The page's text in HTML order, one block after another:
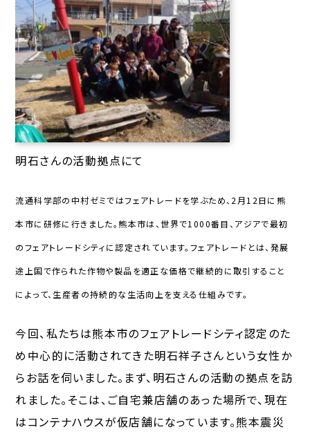
明石さんの活動拠点にて
流通科学部の中村ゼミではフェアトレードを学ぶため、2月12日に熊
本市に研修に行きました。熊本市は、世界で1000番目、アジアで最初
のフェアトレードシティに認定されています。フェアトレードとは、発展
途上国で作られた作物や製品を適正な価格で継続的に取引すること
によって、生産者の持続的な生活向上を支える仕組みです。
今回、私たちは熊本市のフェアトレードシティ認定のた
め中心的に活動されてきた明石祥子さんという女性か
らお話を伺いました。まず、明石さんの活動の拠点を訪
れました。そこは、ご自宅兼店舗のあった場所で、現在
はコンテナハウスが仮店舗になっています。熊本震災